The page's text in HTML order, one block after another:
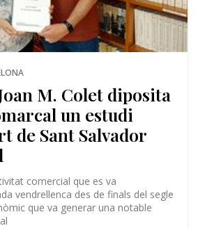
M. Colet diposita
un estudi
de Sant Salvador
comercial que es va
vendrellenca des de finals del segle
que va generar una notable